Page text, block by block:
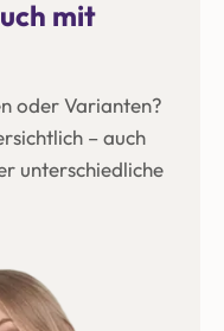
mit
oder Varianten?
– auch
unterschiedliche